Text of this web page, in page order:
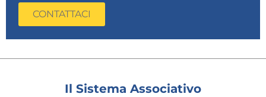
CONTATTACI
Il Sistema Associativo